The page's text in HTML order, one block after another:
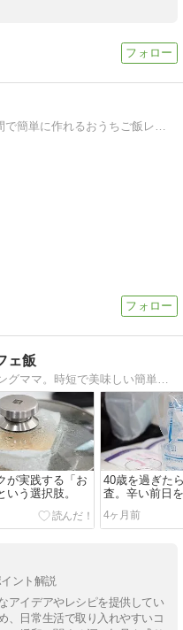
日々のおうちご飯イロイロ**短時間で簡単に作れるおうちご飯レシピも。
ェ飯
１歳の娘を持つフルタイムワーキングママ。時短で美味しい簡単カフェ飯作ります！簡単スイーツや低カロリーものなども。
が実践する「お
いう選択肢。
40歳を過ぎた
査。辛い前日
4ヶ月前
ント解説
アイデアやレシピを提供してい
、日常生活で取り入れやすいコ